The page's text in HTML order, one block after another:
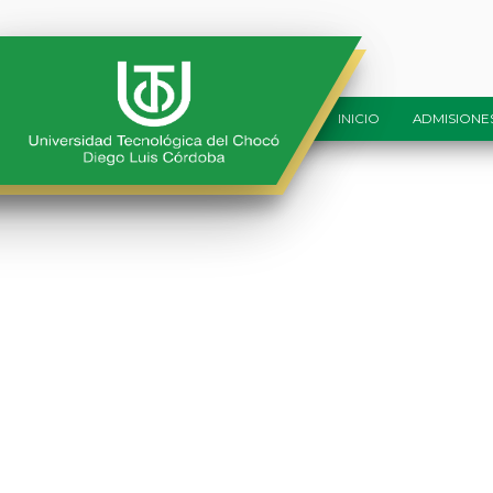
INICIO